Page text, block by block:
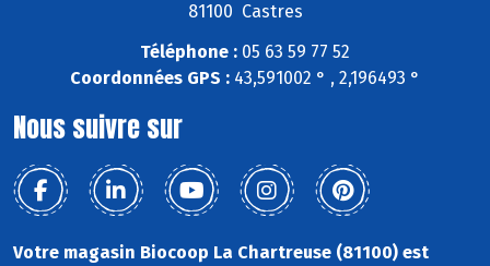
81100 Castres
Téléphone : 05 63 59 77 52
Coordonnées GPS : 43,591002 ° , 2,196493 °
Nous suivre sur
Votre magasin Biocoop La Chartreuse (81100) est